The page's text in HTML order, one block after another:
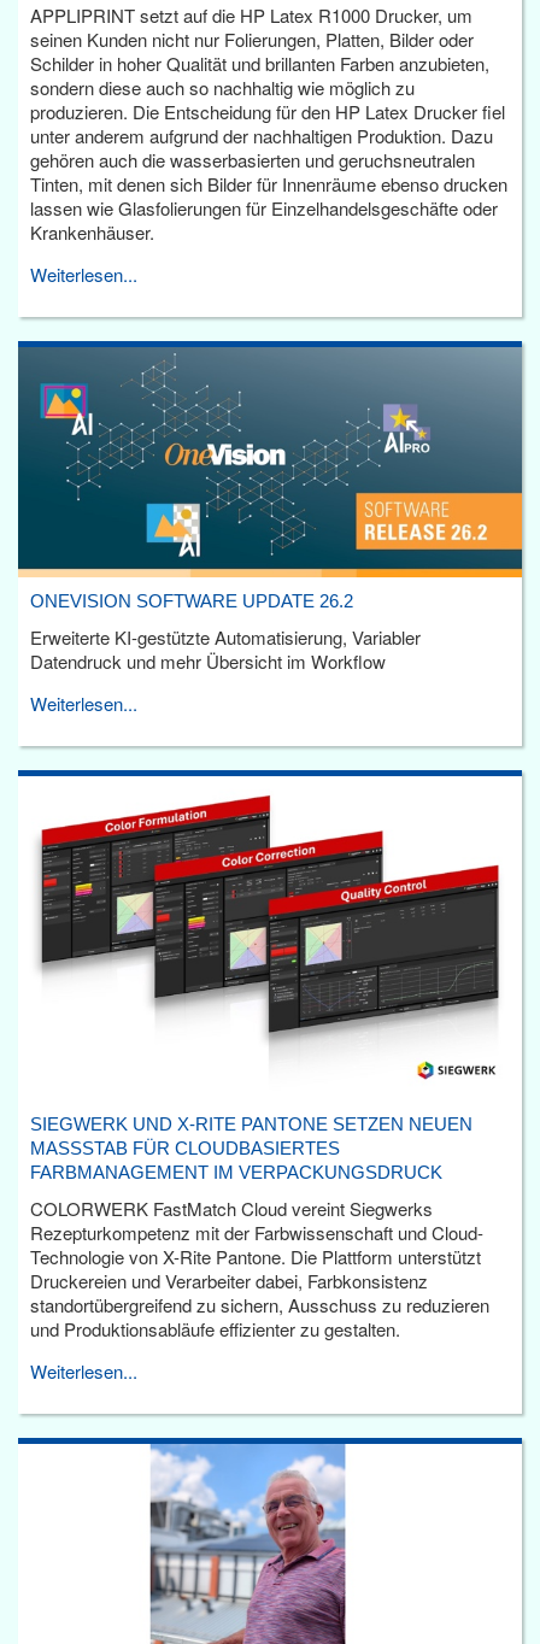
APPLIPRINT setzt auf die HP Latex R1000 Drucker, um
seinen Kunden nicht nur Folierungen, Platten, Bilder oder
Schilder in hoher Qualität und brillanten Farben anzubieten,
sondern diese auch so nachhaltig wie möglich zu
produzieren. Die Entscheidung für den HP Latex Drucker fiel
unter anderem aufgrund der nachhaltigen Produktion. Dazu
gehören auch die wasserbasierten und geruchsneutralen
Tinten, mit denen sich Bilder für Innenräume ebenso drucken
lassen wie Glasfolierungen für Einzelhandelsgeschäfte oder
Krankenhäuser.
Weiterlesen...
ONEVISION SOFTWARE UPDATE 26.2
Erweiterte KI-gestützte Automatisierung, Variabler
Datendruck und mehr Übersicht im Workflow
Weiterlesen...
SIEGWERK UND X-RITE PANTONE SETZEN NEUEN
MASSSTAB FÜR CLOUDBASIERTES F
ARBMANAGEMENT IM VERPACKUNGSDRUCK
COLORWERK FastMatch Cloud vereint Siegwerks
Rezepturkompetenz mit der Farbwissenschaft und Cloud-
Technologie von X-Rite Pantone. Die Plattform unterstützt
Druckereien und Verarbeiter dabei, Farbkonsistenz
standortübergreifend zu sichern, Ausschuss zu reduzieren
und Produktionsabläufe effizienter zu gestalten.
Weiterlesen...